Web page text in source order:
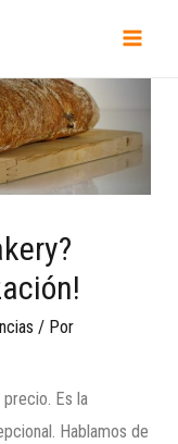
/ Por
Es la
Hablamos de